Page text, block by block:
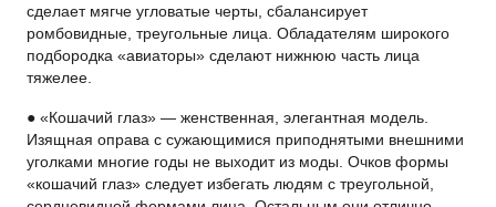
сделает мягче угловатые черты, сбалансирует
ромбовидные, треугольные лица. Обладателям широкого
подбородка «авиаторы» сделают нижнюю часть лица
тяжелее.
● «Кошачий глаз» — женственная, элегантная модель.
Изящная оправа с сужающимися приподнятыми внешними
уголками многие годы не выходит из моды. Очков формы
«кошачий глаз» следует избегать людям с треугольной,